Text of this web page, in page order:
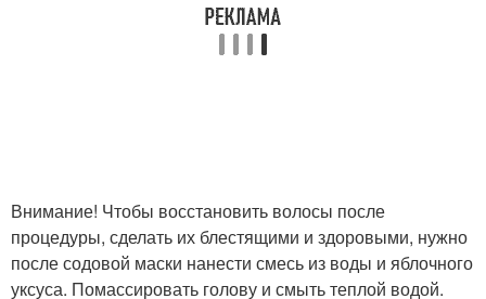
Внимание! Чтобы восстановить волосы после
процедуры, сделать их блестящими и здоровыми, нужно
после содовой маски нанести смесь из воды и яблочного
уксуса. Помассировать голову и смыть теплой водой.